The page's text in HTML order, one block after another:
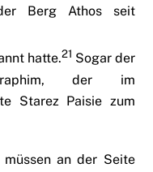
Berg Athos seit
hatte.21 Sogar der
der im
Starez Paisie zum
an der Seite